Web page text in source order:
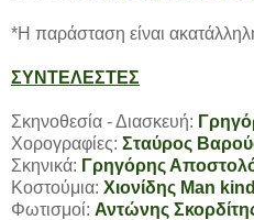
*Η παράσταση είναι
ΣΥΝΤΕΛΕΣΤΕΣ
Σκηνοθεσία - Διασκευή:
Χορογραφίες: Σταύρος
Σκηνικά: Γρηγόρης
Κοστούμια: Χιονίδης Man kind
Φωτισμοί: Αντώνης